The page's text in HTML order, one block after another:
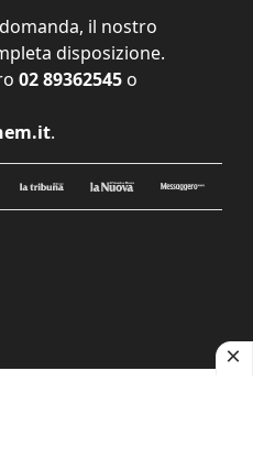
il nostro
disposizione.
02 89362545 o
.